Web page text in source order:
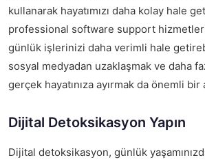
kullanarak hayatımızı daha kolay hale
professional software support
günlük işlerinizi daha verimli hale
sosyal medyadan uzaklaşmak ve daha
gerçek hayatınıza ayırmak da önemli bir
Dijital Detoksikasyon Yapın
Dijital detoksikasyon, günlük